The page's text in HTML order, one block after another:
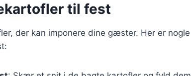
til fest
der kan imponere dine gæster. Her er nogle